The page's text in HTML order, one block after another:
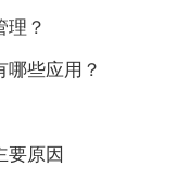
？
些应用？
原因